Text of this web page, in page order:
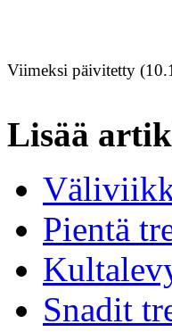
Viimeksi päivitetty
Lisää
Pientä
Snadit